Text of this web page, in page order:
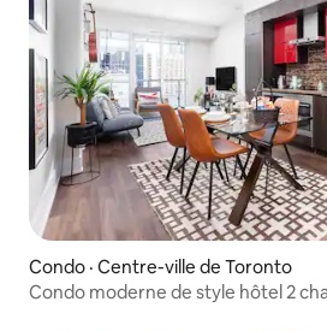
Condo · Centre-ville de Toronto
Condo moderne de style hôtel 2